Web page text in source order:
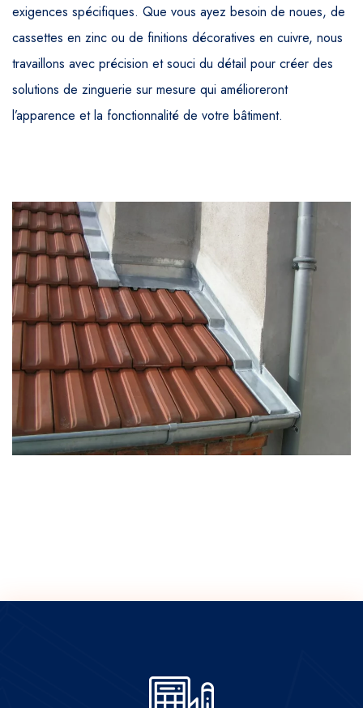
exigences spécifiques. Que vous ayez besoin de noues, de
cassettes en zinc ou de finitions décoratives en cuivre, nous
travaillons avec précision et souci du détail pour créer des
solutions de zinguerie sur mesure qui amélioreront
l’apparence et la fonctionnalité de votre bâtiment.